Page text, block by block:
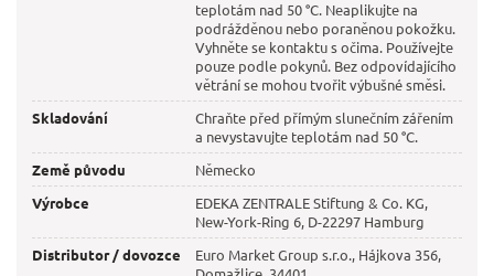
teplotám nad 50 °C. Neaplikujte na
podrážděnou nebo poraněnou pokožku.
Vyhněte se kontaktu s očima. Používejte
pouze podle pokynů. Bez odpovídajícího
větrání se mohou tvořit výbušné směsi.
Skladování
Chraňte před přímým slunečním zářením
a nevystavujte teplotám nad 50 °C.
Země původu
Německo
Výrobce
EDEKA ZENTRALE Stiftung & Co. KG,
New-York-Ring 6, D-22297 Hamburg
Distributor / dovozce
Euro Market Group s.r.o., Hájkova 356,